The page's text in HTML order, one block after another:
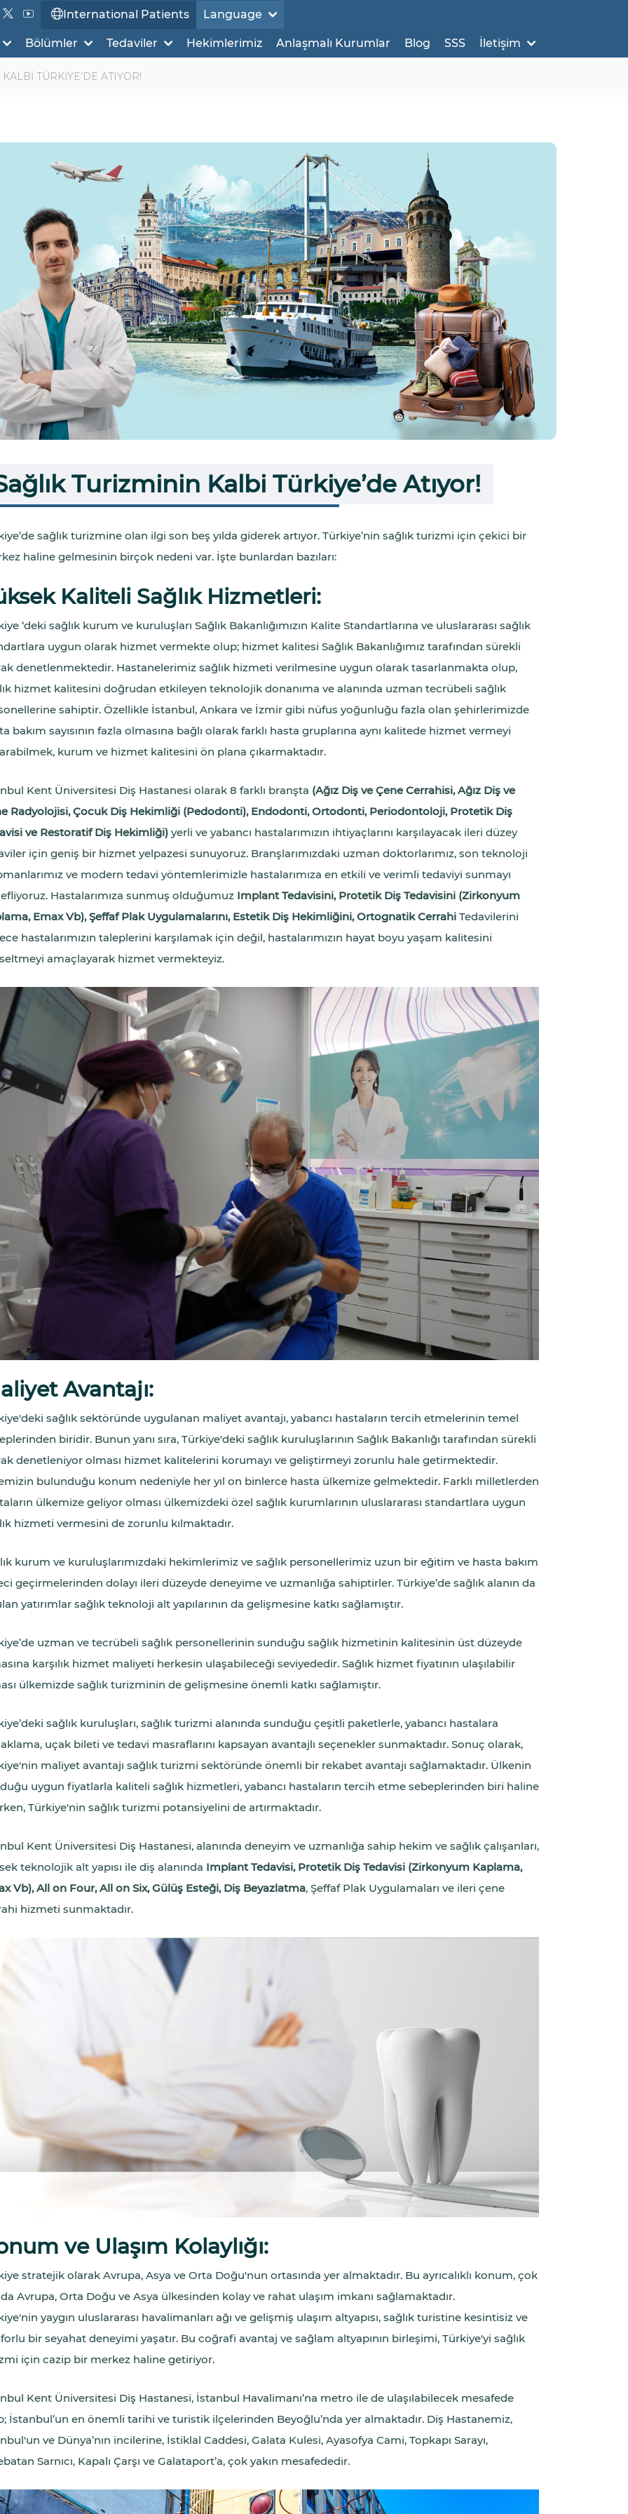
International Patients Language
Bölümler Tedaviler Hekimlerimiz Anlaşmalı Kurumlar Blog SSS İletişim
TÜRKİYE’DE ATIYOR!
Turizminin Kalbi Türkiye’de Atıyor!
sağlık turizmine olan ilgi son beş yılda giderek artıyor. Türkiye’nin sağlık turizmi için çekici bir
haline gelmesinin birçok nedeni var. İşte bunlardan bazıları:
Kaliteli Sağlık Hizmetleri:
‘deki sağlık kurum ve kuruluşları Sağlık Bakanlığımızın Kalite Standartlarına ve uluslararası sağlık
uygun olarak hizmet vermekte olup; hizmet kalitesi Sağlık Bakanlığımız tarafından sürekli
denetlenmektedir. Hastanelerimiz sağlık hizmeti verilmesine uygun olarak tasarlanmakta olup,
hizmet kalitesini doğrudan etkileyen teknolojik donanıma ve alanında uzman tecrübeli sağlık
sahiptir. Özellikle İstanbul, Ankara ve İzmir gibi nüfus yoğunluğu fazla olan şehirlerimizde
bakım sayısının fazla olmasına bağlı olarak farklı hasta gruplarına aynı kalitede hizmet vermeyi
kurum ve hizmet kalitesini ön plana çıkarmaktadır.
Kent Üniversitesi Diş Hastanesi olarak 8 farklı branşta (Ağız Diş ve Çene Cerrahisi, Ağız Diş ve
Radyolojisi, Çocuk Diş Hekimliği (Pedodonti), Endodonti, Ortodonti, Periodontoloji, Protetik Diş
ve Restoratif Diş Hekimliği)yerli ve yabancı hastalarımızın ihtiyaçlarını karşılayacak ileri düzey
için geniş bir hizmet yelpazesi sunuyoruz. Branşlarımızdaki uzman doktorlarımız, son teknoloji
ve modern tedavi yöntemlerimizle hastalarımıza en etkili ve verimli tedaviyi sunmayı
Hastalarımıza sunmuş olduğumuz Implant Tedavisini, Protetik Diş Tedavisini (Zirkonyum
Emax Vb), Şeffaf Plak Uygulamalarını, Estetik Diş Hekimliğini, Ortognatik CerrahiTedavilerini
hastalarımızın taleplerini karşılamak için değil, hastalarımızın hayat boyu yaşam kalitesini
amaçlayarak hizmet vermekteyiz.
Avantajı:
sağlık sektöründe uygulanan maliyet avantajı, yabancı hastaların tercih etmelerinin temel
biridir. Bunun yanı sıra, Türkiye'deki sağlık kuruluşlarının Sağlık Bakanlığı tarafından sürekli
denetleniyor olması hizmet kalitelerini korumayı ve geliştirmeyi zorunlu hale getirmektedir.
bulunduğu konum nedeniyle her yıl on binlerce hasta ülkemize gelmektedir. Farklı milletlerden
ülkemize geliyor olması ülkemizdeki özel sağlık kurumlarının uluslararası standartlara uygun
hizmeti vermesini de zorunlu kılmaktadır.
kurum ve kuruluşlarımızdaki hekimlerimiz ve sağlık personellerimiz uzun bir eğitim ve hasta bakım
geçirmelerinden dolayı ileri düzeyde deneyime ve uzmanlığa sahiptirler. Türkiye’de sağlık alanın da
yatırımlar sağlık teknoloji alt yapılarının da gelişmesine katkı sağlamıştır.
uzman ve tecrübeli sağlık personellerinin sunduğu sağlık hizmetinin kalitesinin üst düzeyde
karşılık hizmet maliyeti herkesin ulaşabileceği seviyededir. Sağlık hizmet fiyatının ulaşılabilir
ülkemizde sağlık turizminin de gelişmesine önemli katkı sağlamıştır.
sağlık kuruluşları, sağlık turizmi alanında sunduğu çeşitli paketlerle, yabancı hastalara
uçak bileti ve tedavi masraflarını kapsayan avantajlı seçenekler sunmaktadır. Sonuç olarak,
maliyet avantajı sağlık turizmi sektöründe önemli bir rekabet avantajı sağlamaktadır. Ülkenin
uygun fiyatlarla kaliteli sağlık hizmetleri, yabancı hastaların tercih etme sebeplerinden biri haline
Türkiye'nin sağlık turizmi potansiyelini de artırmaktadır.
Kent Üniversitesi Diş Hastanesi, alanında deneyim ve uzmanlığa sahip hekim ve sağlık çalışanları,
teknolojik alt yapısı ile diş alanında Implant Tedavisi, Protetik Diş Tedavisi (Zirkonyum Kaplama,
Vb), All on Four, All on Six, Gülüş Esteği, Diş Beyazlatma, Şeffaf Plak Uygulamaları ve ileri çene
hizmeti sunmaktadır.
ve Ulaşım Kolaylığı:
stratejik olarak Avrupa, Asya ve Orta Doğu'nun ortasında yer almaktadır. Bu ayrıcalıklı konum, çok
Avrupa, Orta Doğu ve Asya ülkesinden kolay ve rahat ulaşım imkanı sağlamaktadır.
yaygın uluslararası havalimanları ağı ve gelişmiş ulaşım altyapısı, sağlık turistine kesintisiz ve
bir seyahat deneyimi yaşatır. Bu coğrafi avantaj ve sağlam altyapının birleşimi, Türkiye'yi sağlık
için cazip bir merkez haline getiriyor.
Kent Üniversitesi Diş Hastanesi, İstanbul Havalimanı’na metro ile de ulaşılabilecek mesafede
İstanbul’un en önemli tarihi ve turistik ilçelerinden Beyoğlu’nda yer almaktadır. Diş Hastanemiz,
ve Dünya’nın incilerine, İstiklal Caddesi, Galata Kulesi, Ayasofya Cami, Topkapı Sarayı,
Sarnıcı, Kapalı Çarşı ve Galataport’a, çok yakın mesafededir.